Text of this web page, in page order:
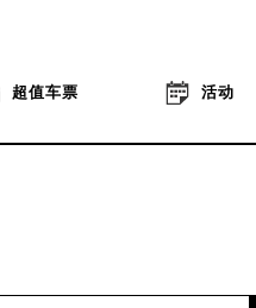
超值车票 活动